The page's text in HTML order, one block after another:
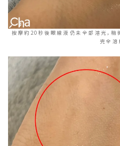
按摩約20秒後眼線液仍未全部溶光，
完全溶